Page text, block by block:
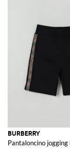
BURBERRY
Pantaloncino